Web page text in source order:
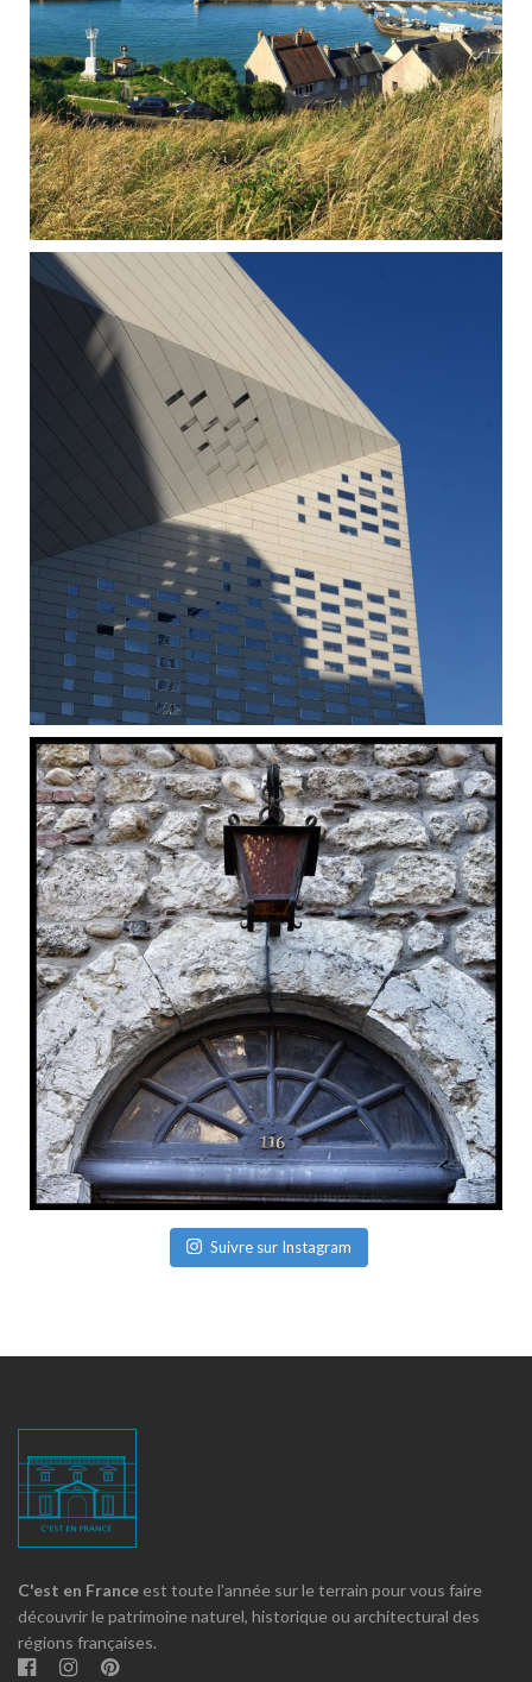
Suivre sur Instagram
C'est en France est toute l'année sur le terrain pour vous faire
découvrir le patrimoine naturel, historique ou architectural des
régions françaises.